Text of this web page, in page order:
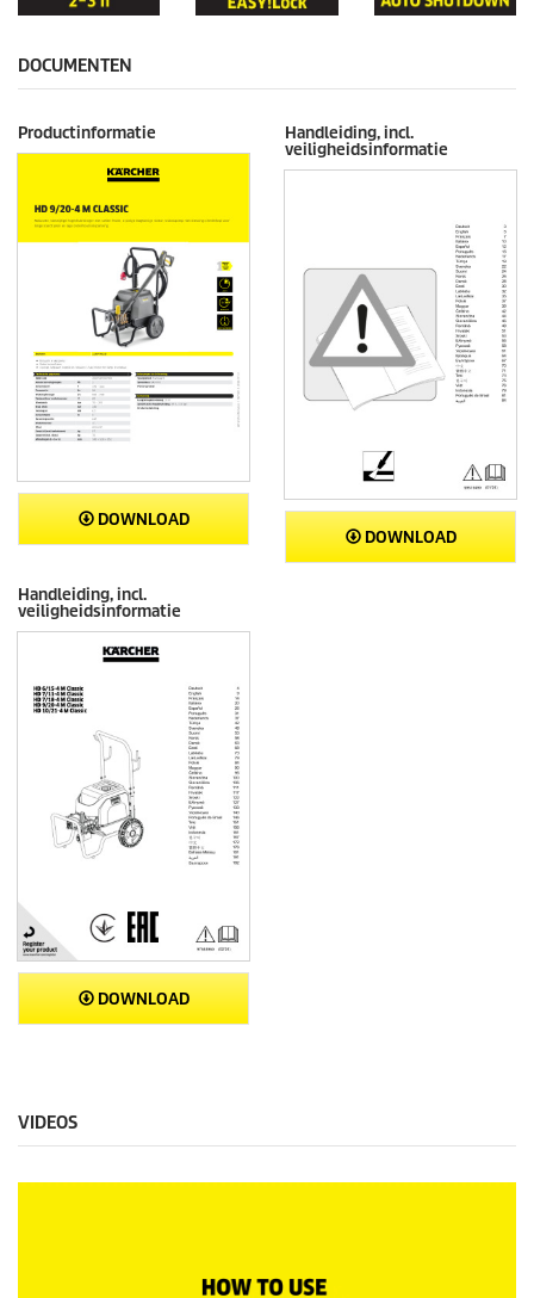
DOCUMENTEN
Productinformatie
DOWNLOAD
Handleiding, incl.
veiligheidsinformatie
DOWNLOAD
Handleiding, incl.
veiligheidsinformatie
DOWNLOAD
VIDEOS